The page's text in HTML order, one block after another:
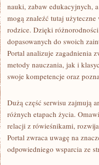
nauki, zabaw edukacyjnych,
mogą znaleźć tutaj
rodzice. Dzięki
dopasowanych do swoich
Portal analizuje zagadnienia
metody nauczania, jak i
swoje kompetencje oraz
Dużą część serwisu zajmują
różnych etapach życia.
relacji z rówieśnikami,
Portal zwraca uwagę na
odpowiedniego wsparcia ze